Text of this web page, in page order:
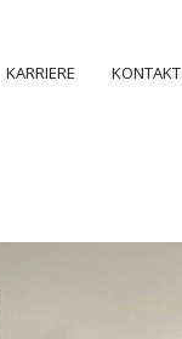
KARRIERE KONTAKT